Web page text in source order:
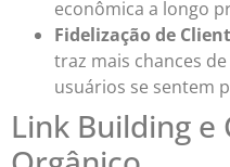
econômica a longo
Fidelização de
traz mais chances
usuários se sentem
Link Building